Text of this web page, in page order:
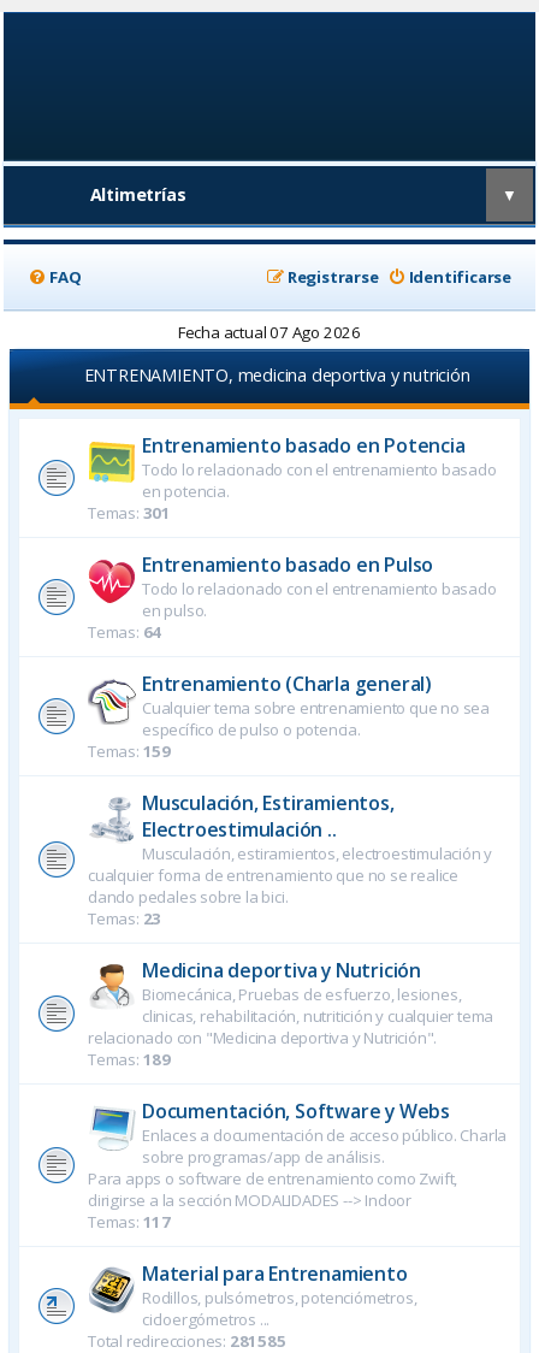
Altimetrías ▼
FAQ Identificarse
Registrarse
Fecha actual 07 Ago 2026
ENTRENAMIENTO, medicina deportiva y nutrición
Entrenamiento basado en Potencia
Todo lo relacionado con el entrenamiento basado
en potencia.
Temas: 301
Entrenamiento basado en Pulso
Todo lo relacionado con el entrenamiento basado
en pulso.
Temas: 64
Entrenamiento (Charla general)
Cualquier tema sobre entrenamiento que no sea
específico de pulso o potencia.
Temas: 159
Musculación, Estiramientos,
Electroestimulación ..
Musculación, estiramientos, electroestimulación y
cualquier forma de entrenamiento que no se realice
dando pedales sobre la bici.
Temas: 23
Medicina deportiva y Nutrición
Biomecánica, Pruebas de esfuerzo, lesiones,
clinicas, rehabilitación, nutritición y cualquier tema
relacionado con "Medicina deportiva y Nutrición".
Temas: 189
Documentación, Software y Webs
Enlaces a documentación de acceso público. Charla
sobre programas/app de análisis.
Para apps o software de entrenamiento como Zwift,
dirigirse a la sección MODALIDADES --> Indoor
Temas: 117
Material para Entrenamiento
Rodillos, pulsómetros, potenciómetros,
cicloergómetros ...
Total redirecciones: 281585